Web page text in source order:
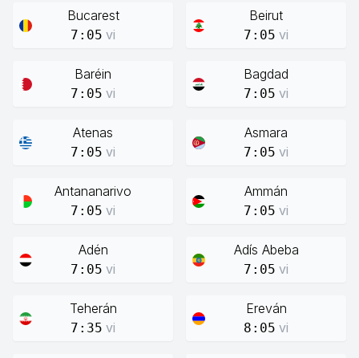
Bucarest
7:05 vi
Beirut
7:05 vi
Baréin
7:05 vi
Bagdad
7:05 vi
Atenas
7:05 vi
Asmara
7:05 vi
Antananarivo
7:05 vi
Ammán
7:05 vi
Adén
7:05 vi
Adís Abeba
7:05 vi
Teherán
7:35 vi
Ereván
8:05 vi